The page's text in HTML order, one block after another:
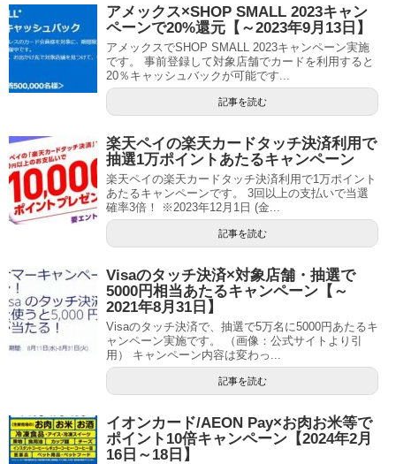
アメックス×SHOP SMALL 2023キャン
ペーンで20%還元【～2023年9月13日】
アメックスでSHOP SMALL 2023キャンペーン実施
です。 事前登録して対象店舗でカードを利用すると
20％キャッシュバックが可能です...
記事を読む
楽天ペイの楽天カードタッチ決済利用で
抽選1万ポイントあたるキャンペーン
楽天ペイの楽天カードタッチ決済利用で1万ポイント
あたるキャンペーンです。 3回以上の支払いで当選
確率3倍！ ※2023年12月1日 (金...
記事を読む
Visaのタッチ決済×対象店舗・抽選で
5000円相当あたるキャンペーン【～
2021年8月31日】
Visaのタッチ決済で、抽選で5万名に5000円あたるキ
ャンペーン実施です。 （画像：公式サイトより引
用） キャンペーン内容は変わっ...
記事を読む
イオンカード/AEON Pay×お肉お米等で
ポイント10倍キャンペーン【2024年2月
16日～18日】